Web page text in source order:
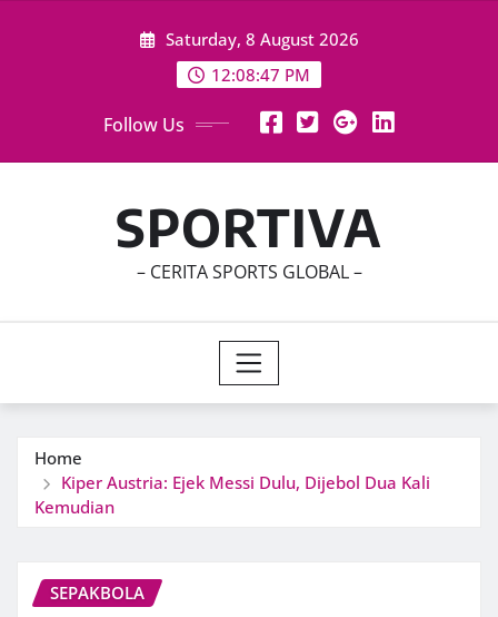
Saturday, 8 August 2026
12:08:49 PM
Follow Us
SPORTIVA
– CERITA SPORTS GLOBAL –
Home
Kiper Austria: Ejek Messi Dulu, Dijebol Dua Kali
Kemudian
SEPAKBOLA